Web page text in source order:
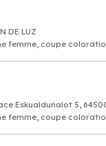
DE LUZ
femme, coupe
Eskualdunalot 5,
femme, coupe